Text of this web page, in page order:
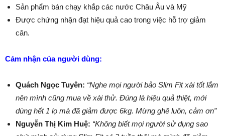
Sản phẩm bán chạy khắp các nước Châu Âu và Mỹ
Được chứng nhận đạt hiệu quả cao trong việc hỗ trợ giảm
cân.
Cảm nhận của người dùng:
Quách Ngọc Tuyên: “Nghe mọi người bảo Slim Fit xài tốt lắm
nên mình cũng mua về xài thử. Đúng là hiệu quả thiệt, mới
dùng hết 1 lọ mà đã giảm được 6kg. Mừng ghê luôn, cảm ơn”
Nguyễn Thị Kim Huệ: “Không biết mọi người sử dụng sao